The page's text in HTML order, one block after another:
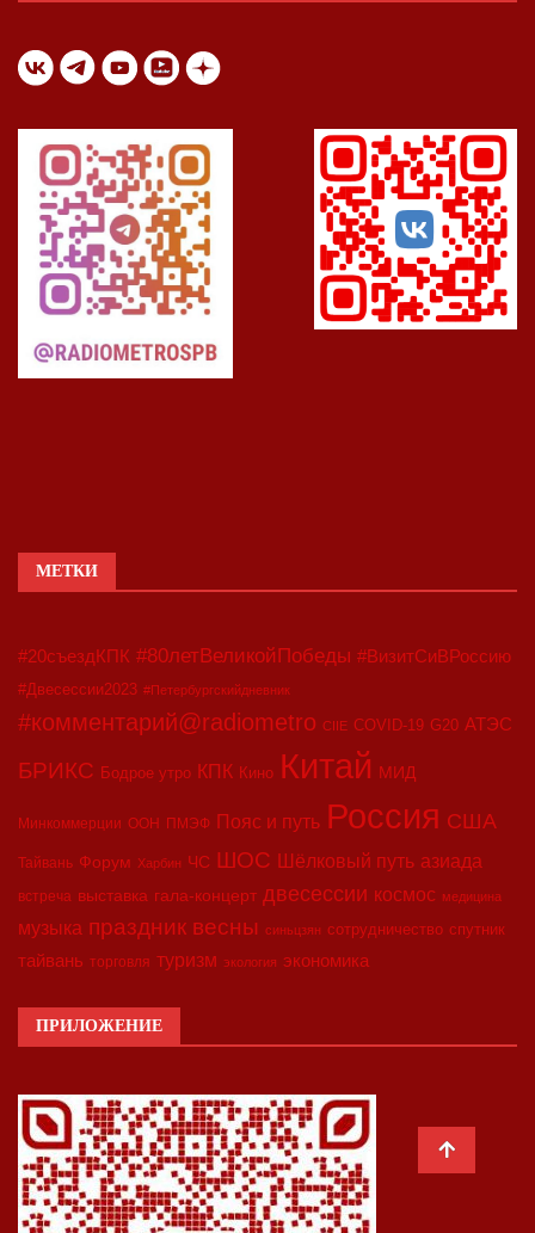
МЕТКИ
#20съездКПК #80летВеликойПобеды #ВизитСиВРоссию
#Двесессии2023 #Петербургскийдневник
#комментарий@radiometro CIIE COVID-19 G20 АТЭС
БРИКС Бодрое утро КПК Кино Китай МИД
Минкоммерции ООН ПМЭФ Пояс и путь Россия США
Тайвань Форум Харбин ЧС ШОС Шёлковый путь азиада
встреча выставка гала-концерт двесессии космос медицина
музыка праздник весны синьцзян сотрудничество спутник
тайвань торговля туризм экология экономика
ПРИЛОЖЕНИЕ